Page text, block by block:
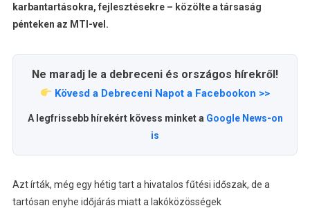
karbantartásokra, fejlesztésekre – közölte a társaság
pénteken az MTI-vel.
Ne maradj le a debreceni és országos hírekről!
Kövesd a Debreceni Napot a Facebookon >>
A legfrissebb hírekért kövess minket a Google News-on
is
Azt írták, még egy hétig tart a hivatalos fűtési időszak, de a
tartósan enyhe időjárás miatt a lakóközösségek